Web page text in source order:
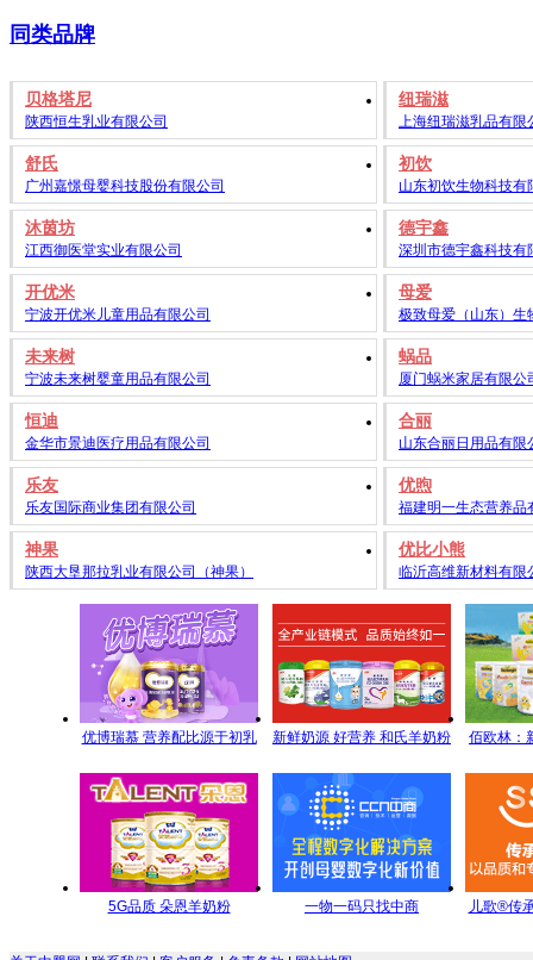
同类品牌
贝格塔尼
陕西恒生乳业有限公司
纽瑞滋
上海纽瑞滋乳品有限
舒氏
广州嘉憬母婴科技股份有限公司
初饮
山东初饮生物科技有
沐茵坊
江西御医堂实业有限公司
德宇鑫
深圳市德宇鑫科技有
开优米
宁波开优米儿童用品有限公司
母爱
极致母爱（山东）生
未来树
宁波未来树婴童用品有限公司
蜗品
厦门蜗米家居有限公
恒迪
金华市景迪医疗用品有限公司
合丽
山东合丽日用品有限
乐友
乐友国际商业集团有限公司
优煦
福建明一生态营养品
神果
陕西大垦那拉乳业有限公司（神果）
优比小熊
临沂高维新材料有限
优博瑞慕 营养配比源于初乳
新鲜奶源 好营养 和氏羊奶粉
佰欧林：
5G品质 朵恩羊奶粉
一物一码只找中商
儿歌®传